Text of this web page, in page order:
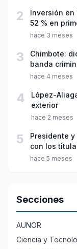
2
Inversión
52 % en
hace 3 meses
3
Chimbote:
banda
hace 4 meses
4
López-
exterior
hace 2 meses
5
Presidente
con los
hace 5 meses
Secciones
AUNOR
Ciencia y